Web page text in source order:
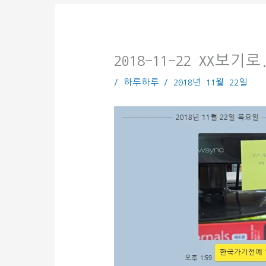
2018-11-22 XX보기
/ 하루하루 / 2018년 11월 22일